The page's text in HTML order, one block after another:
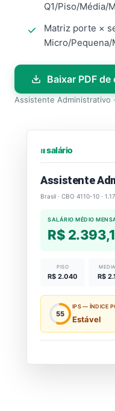
Q1/Piso/Média/
Matriz porte ×
Micro/Pequena/
Baixar PDF de
Assistente Administrativo
⏐⏐⏐ salário
Assistente
Brasil · CBO 4110-10 ·
SALÁRIO MÉDIO
R$
PISO
R$ 2.040 R$
55
IPS — ÍNDICE
Estável